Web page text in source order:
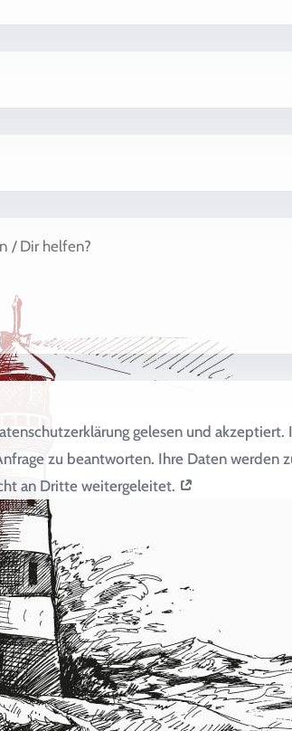
gelesen und
zu beantworten. Ihre Daten werden
an Dritte weitergeleitet.